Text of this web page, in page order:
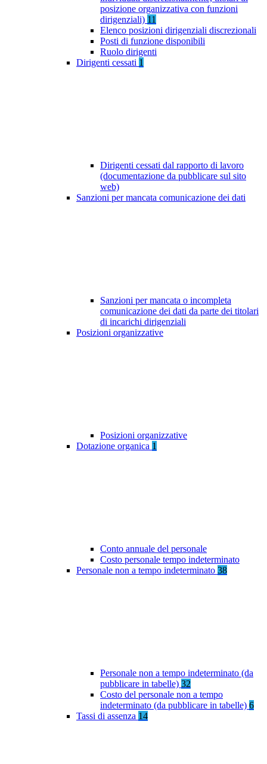
posizione organizzativa con funzioni
dirigenziali) 11
Elenco posizioni dirigenziali discrezionali
Posti di funzione disponibili
Ruolo dirigenti
Dirigenti cessati 1
Dirigenti cessati dal rapporto di lavoro
(documentazione da pubblicare sul sito
web)
Sanzioni per mancata comunicazione dei dati
Sanzioni per mancata o incompleta
comunicazione dei dati da parte dei titolari
di incarichi dirigenziali
Posizioni organizzative
Posizioni organizzative
Dotazione organica 1
Conto annuale del personale
Costo personale tempo indeterminato
Personale non a tempo indeterminato 38
Personale non a tempo indeterminato (da
pubblicare in tabelle) 32
Costo del personale non a tempo
indeterminato (da pubblicare in tabelle) 6
Tassi di assenza 14